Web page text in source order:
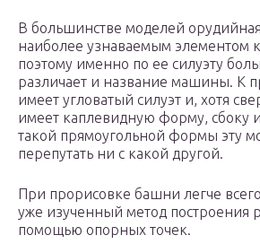
В большинстве моделей
наиболее узнаваемым элементом
поэтому именно по ее силуэту
различает и название машины. К
имеет угловатый силуэт и, хотя
имеет каплевидную форму, сбоку
такой прямоугольной формы эту
перепутать ни с какой другой.
При прорисовке башни легче
уже изученный метод построения
помощью опорных точек.